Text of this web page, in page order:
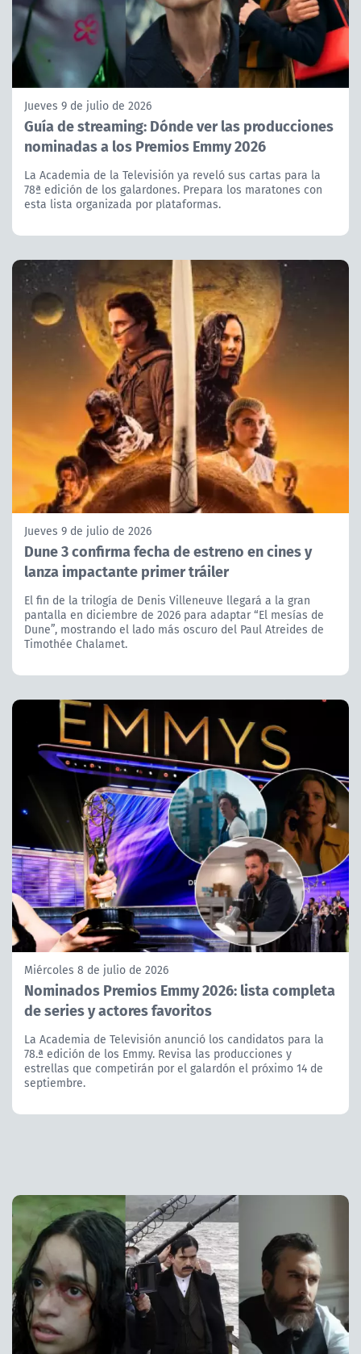
Jueves 9 de julio de 2026
Guía de streaming: Dónde ver las producciones
nominadas a los Premios Emmy 2026
La Academia de la Televisión ya reveló sus cartas para la
78ª edición de los galardones. Prepara los maratones con
esta lista organizada por plataformas.
Jueves 9 de julio de 2026
Dune 3 confirma fecha de estreno en cines y
lanza impactante primer tráiler
El fin de la trilogía de Denis Villeneuve llegará a la gran
pantalla en diciembre de 2026 para adaptar “El mesías de
Dune”, mostrando el lado más oscuro del Paul Atreides de
Timothée Chalamet.
Miércoles 8 de julio de 2026
Nominados Premios Emmy 2026: lista completa
de series y actores favoritos
La Academia de Televisión anunció los candidatos para la
78.ª edición de los Emmy. Revisa las producciones y
estrellas que competirán por el galardón el próximo 14 de
septiembre.